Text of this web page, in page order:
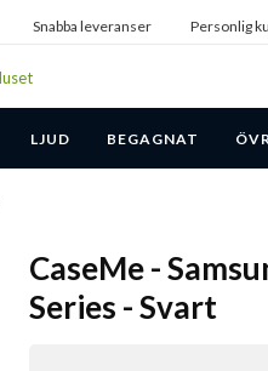
Snabba leveranser Personlig
LJUD BEGAGNAT
CaseMe -
Series - Svart